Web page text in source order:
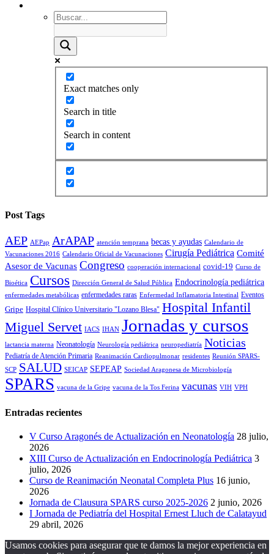
Exact matches only
Search in title
Search in content
Post Tags
AEP AEPap ArAPAP atención temprana becas y ayudas Calendario de
Vacunaciones 2016 Calendario Oficial de Vacunaciones Cirugía Pediátrica Comité
Asesor de Vacunas Congreso cooperación internacional covid-19 Curso de
Bioética Cursos Dirección General de Salud Pública Endocrinología pediátrica
enfermedades metabólicas enfermedades raras Enfermedad Inflamatoria Intestinal Eventos
Gripe Hospital Clínico Universitario "Lozano Blesa" Hospital Infantil
Miguel Servet IACS IHAN Jornadas y cursos
lactancia materna Neonatología Neurología pediátrica neuropediatría Noticias
Pediatría de Atención Primaria Reanimación Cardiopulmonar residentes Reunión SPARS-
SCP SALUD SEICAP SEPEAP Sociedad Aragonesa de Microbiología
SPARS vacuna de la Gripe vacuna de la Tos Ferina vacunas VIH VPH
Entradas recientes
V Curso Aragonés de Actualización en Neonatología 28 julio,
2026
XIII Curso de Actualización en Endocrinología Pediátrica 3
julio, 2026
Curso de Reanimación Neonatal Completa Plus 16 junio,
2026
Jornada de Clausura SPARS curso 2025-2026 2 junio, 2026
I Jornada de Pediatría del Hospital Ernest Lluch de Calatayud
29 abril, 2026
Usamos cookies para asegurar que te damos la mejor experiencia en